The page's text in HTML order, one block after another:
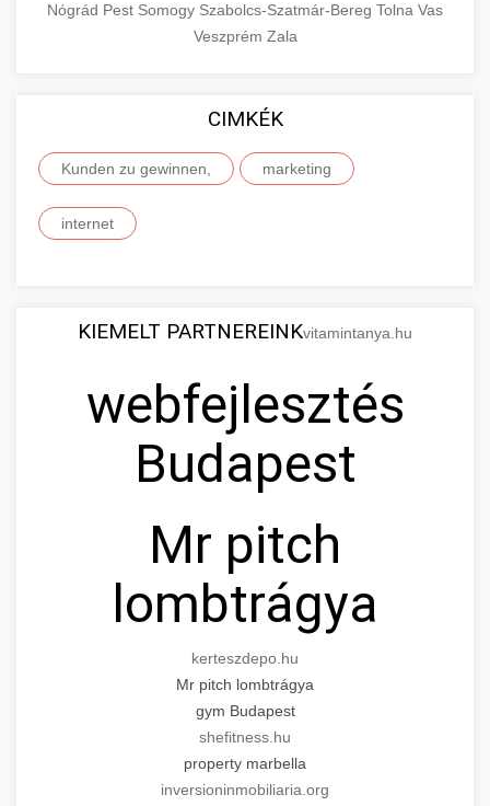
Nógrád Pest Somogy Szabolcs-Szatmár-Bereg Tolna Vas
Veszprém Zala
CIMKÉK
Kunden zu gewinnen, marketing
internet
KIEMELT PARTNEREINKvitamintanya.hu
webfejlesztés
Budapest
Mr pitch
lombtrágya
kerteszdepo.hu
Mr pitch lombtrágya
gym Budapest
shefitness.hu
property marbella
inversioninmobiliaria.org